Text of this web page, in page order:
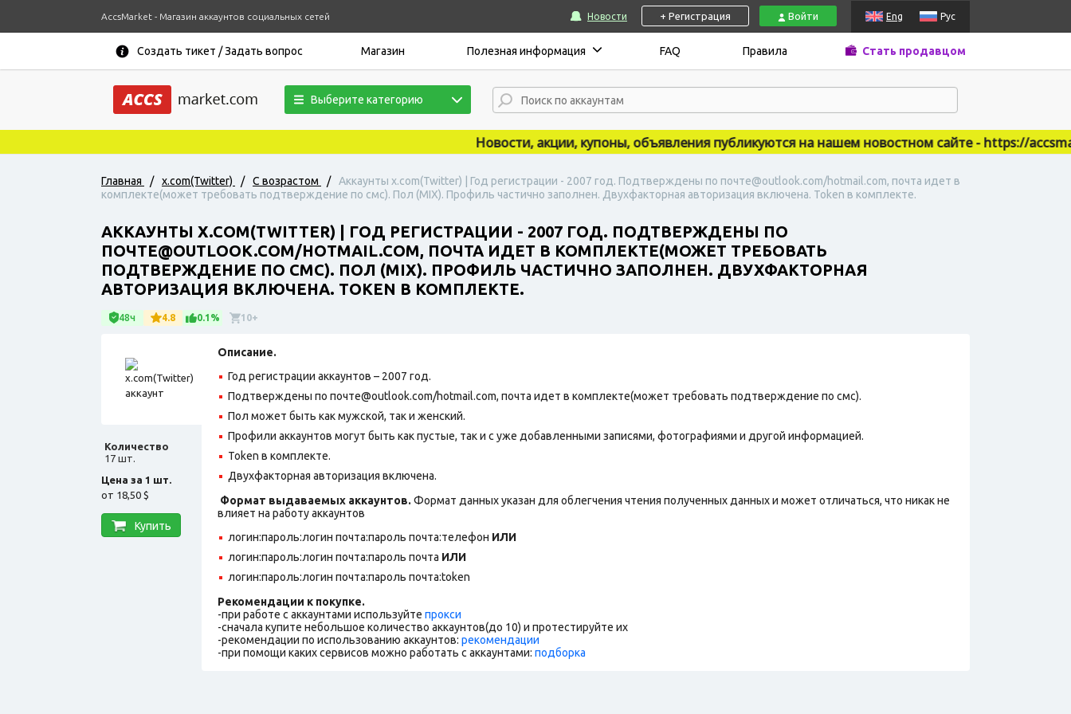
AccsMarket - Магазин аккаунтов социальных сетей Новости + Регистрация Войти Eng Рус
Создать тикет / Задать вопрос Магазин Полезная информация FAQ Правила Стать продавцом
Выберите категорию
Новости, акции, купоны, объявления публикуются на нашем новостном сайте - https://
Главная / x.com(Twitter) / С возрастом /
Аккаунты x.com(Twitter) | Год регистрации - 2007 год. Подтверждены по почте@outlook.com/hotmail.com, почта идет в
комплекте(может требовать подтверждение по смс). Пол (MIX). Профиль частично заполнен. Двухфакторная авторизация включена. Token в комплекте.
АККАУНТЫ X.COM(TWITTER) | ГОД РЕГИСТРАЦИИ - 2007 ГОД. ПОДТВЕРЖДЕНЫ ПО
ПОЧТЕ@OUTLOOK.COM/HOTMAIL.COM, ПОЧТА ИДЕТ В КОМПЛЕКТЕ(МОЖЕТ ТРЕБОВАТЬ
ПОДТВЕРЖДЕНИЕ ПО СМС). ПОЛ (MIX). ПРОФИЛЬ ЧАСТИЧНО ЗАПОЛНЕН. ДВУХФАКТОРНАЯ
АВТОРИЗАЦИЯ ВКЛЮЧЕНА. TOKEN В КОМПЛЕКТЕ.
48ч 4.8 0.1% 10+
Количество
17 шт.
Цена за 1 шт.
от 18,50 $
Купить
Описание.
Год регистрации аккаунтов – 2007 год.
Подтверждены по почте@outlook.com/hotmail.com, почта идет в комплекте(может требовать подтверждение по смс).
Пол может быть как мужской, так и женский.
Профили аккаунтов могут быть как пустые, так и с уже добавленными записями, фотографиями и другой информацией.
Token в комплекте.
Двухфакторная авторизация включена.
Формат выдаваемых аккаунтов. Формат данных указан для облегчения чтения полученных данных и может отличаться, что никак не
влияет на работу аккаунтов
логин:пароль:логин почта:пароль почта:телефон ИЛИ
логин:пароль:логин почта:пароль почта ИЛИ
логин:пароль:логин почта:пароль почта:token
Рекомендации к покупке.
-при работе с аккаунтами используйте прокси
-сначала купите небольшое количество аккаунтов(до 10) и протестируйте их
-рекомендации по использованию аккаунтов: рекомендации
-при помощи каких сервисов можно работать с аккаунтами: подборка